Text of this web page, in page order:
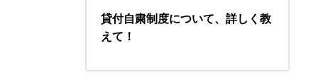
貸付自粛制度について、詳しく教
えて！